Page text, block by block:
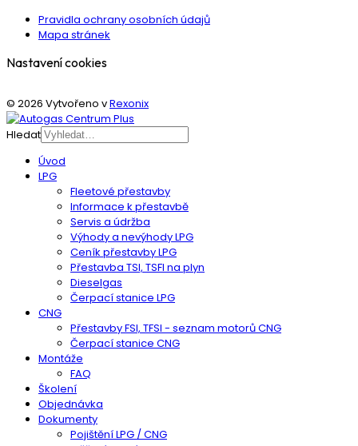
Pravidla ochrany osobních údajů
Mapa stránek
Nastavení cookies
© 2026 Vytvořeno vRexonix
Hledat
Úvod
LPG
Fleetové přestavby
Informace k přestavbě
Servis a údržba
Výhody a nevýhody LPG
Ceník přestavby LPG
Přestavba TSI, TSFI na plyn
Dieselgas
Čerpací stanice LPG
CNG
Přestavby FSI, TFSI - seznam motorů CNG
Čerpací stanice CNG
Montáže
FAQ
Školení
Objednávka
Dokumenty
Pojištění LPG / CNG